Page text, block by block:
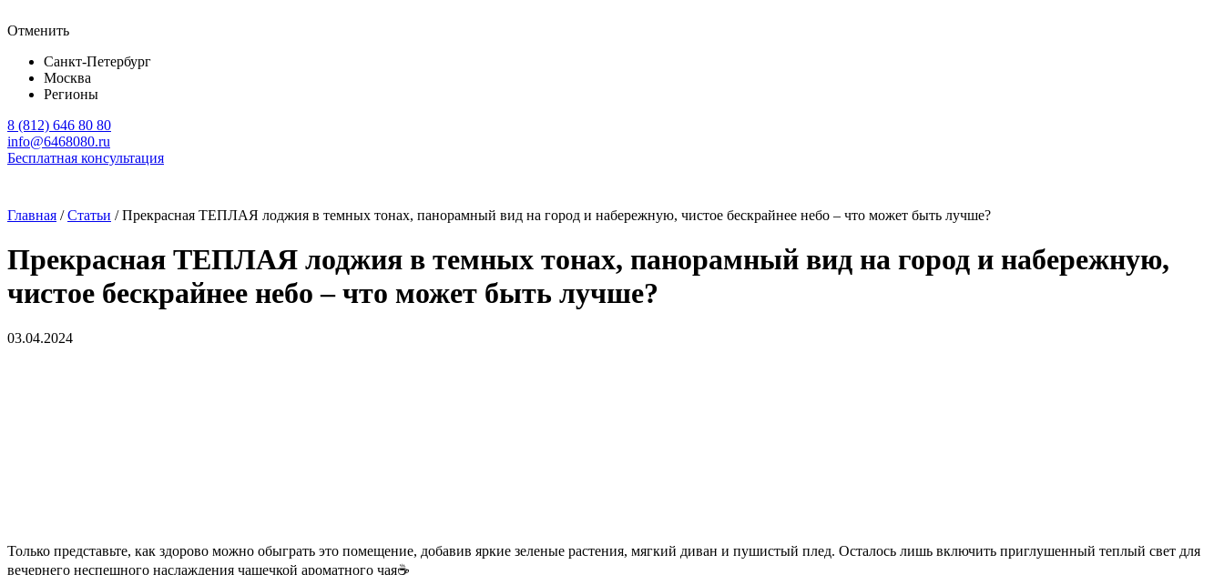
Отменить
Санкт-Петербург
Москва
Регионы
8 (812) 646 80 80
info@6468080.ru
Бесплатная консультация
Главная /Статьи /Прекрасная ТЕПЛАЯ лоджия в темных тонах, панорамный вид на город и набережную, чистое бескрайнее небо – что может быть лучше?
Прекрасная ТЕПЛАЯ лоджия в темных тонах, панорамный вид на город и набережную,
чистое бескрайнее небо – что может быть лучше?
03.04.2024
Только представьте, как здорово можно обыграть это помещение, добавив яркие зеленые растения, мягкий диван и пушистый плед. Осталось лишь включить приглушенный теплый свет для
вечернего неспешного наслаждения чашечкой ароматного чая☕